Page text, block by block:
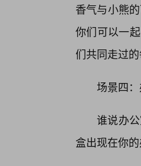
香气与小熊
你们可以一
们共同走过的
场景四
谁说办
盒出现在你